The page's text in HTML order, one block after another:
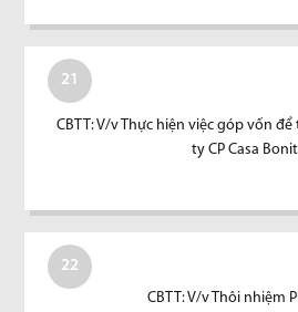
21
CBTT: V/v Thực hiện việc góp vốn
ty CP Casa
22
CBTT: V/v Thôi nhiệm